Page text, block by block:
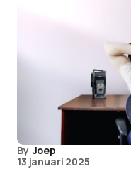
By Joep
13 januari 2025